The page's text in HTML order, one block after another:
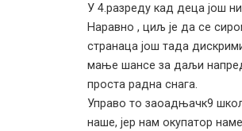
У 4.разреду кад деца још
Наравно , циљ је да се
странаца још тада
мање шансе за даљи
проста радна снага.
Управо то заоадњачк9
наше, јер нам окупатор